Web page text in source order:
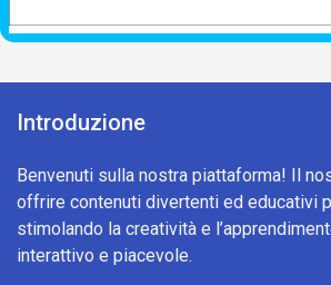
Introduzione
Benvenuti sulla nostra piattaforma! Il
offrire contenuti divertenti ed educativi
stimolando la creatività e
interattivo e piacevole.